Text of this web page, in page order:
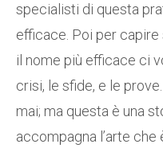
specialisti di questa
efficace. Poi per
il nome più efficace ci
crisi, le sfide, e le
mai; ma questa è una
accompagna l’arte che